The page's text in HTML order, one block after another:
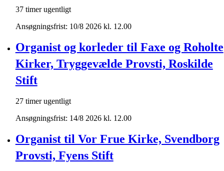
37 timer ugentligt
Ansøgningsfrist: 10/8 2026 kl. 12.00
Organist og korleder til Faxe og Roholte
Kirker, Tryggevælde Provsti, Roskilde
Stift
27 timer ugentligt
Ansøgningsfrist: 14/8 2026 kl. 12.00
Organist til Vor Frue Kirke, Svendborg
Provsti, Fyens Stift